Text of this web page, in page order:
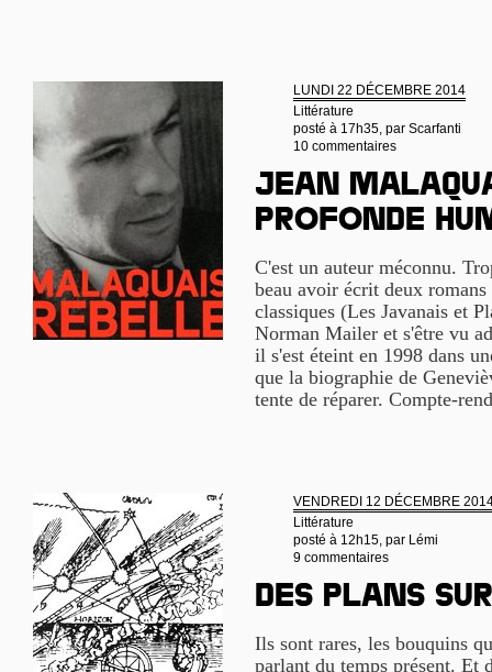
LUNDI 22 DÉCEMBRE 2014
Littérature
posté à 17h35, par Scarfanti
10 commentaires
Jean
profonde
C'est un auteur méconnu.
beau avoir écrit deux romans
classiques (Les Javanais et
Norman Mailer et s'être vu
il s'est éteint en 1998 dans
que la biographie de
tente de réparer. Compte-
VENDREDI 12 DÉCEMBRE
Littérature
posté à 12h15, par Lémi
9 commentaires
Des plans
Ils sont rares, les bouquins
parlant du temps présent. Et